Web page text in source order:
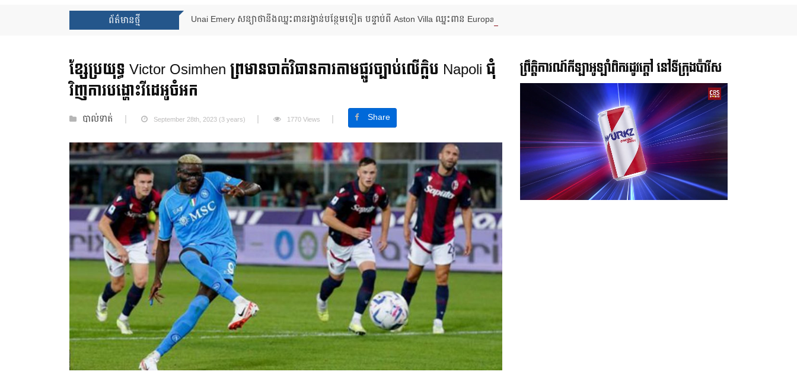
ព័ត៌មានថ្មី Unai Emery សន្យាថានឹងឈ្នះពានរង្វាន់បន្ថែមទៀត បន្ទាប់ពី Aston Villa ឈ្នះពាន Europa League
ខ្សែប្រយុទ្ធ Victor Osimhen ព្រមានចាត់វិធានការតាមផ្លូវច្បាប់លើក្លិប Napoli ជុំ
វិញការបង្ហោះវីដេអូចំអក
បាល់ទាត់ September 28th, 2023 (3 years) 1770 Views Share
ព្រឹត្តិការណ៍កីឡាអូឡាំពិករដូវក្ដៅ នៅទីក្រុងប៉ារីស